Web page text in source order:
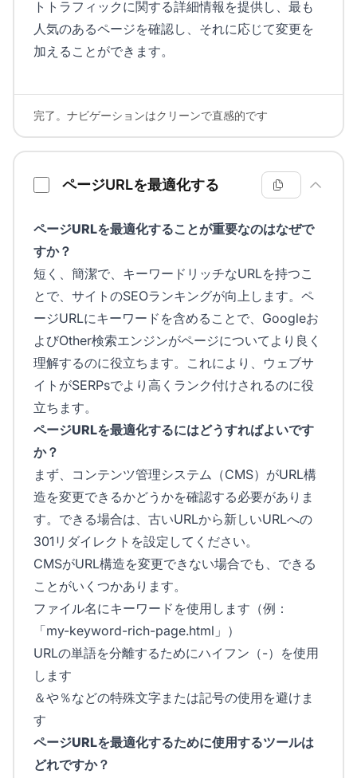
トトラフィックに関する詳細情報を提供し、最も
人気のあるページを確認し、それに応じて変更を
加えることができます。
完了。ナビゲーションはクリーンで直感的です
ページURLを最適化する
ページURLを最適化することが重要なのはなぜで
すか？
短く、簡潔で、キーワードリッチなURLを持つこ
とで、サイトのSEOランキングが向上します。ペ
ージURLにキーワードを含めることで、Googleお
よびOther検索エンジンがページについてより良く
理解するのに役立ちます。これにより、ウェブサ
イトがSERPsでより高くランク付けされるのに役
立ちます。
ページURLを最適化するにはどうすればよいです
か？
まず、コンテンツ管理システム（CMS）がURL構
造を変更できるかどうかを確認する必要がありま
す。できる場合は、古いURLから新しいURLへの
301リダイレクトを設定してください。
CMSがURL構造を変更できない場合でも、できる
ことがいくつかあります。
ファイル名にキーワードを使用します（例：
「my-keyword-rich-page.html」）
URLの単語を分離するためにハイフン（-）を使用
します
＆や％などの特殊文字または記号の使用を避けま
す
ページURLを最適化するために使用するツールは
どれですか？